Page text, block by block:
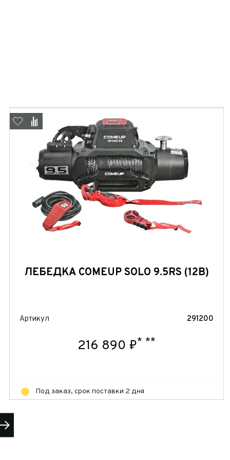
ЛЕБЕДКА COMEUP SOLO 9.5RS (12В)
Артикул 291200
216 890 ₽* **
Под заказ, срок поставки 2 дня